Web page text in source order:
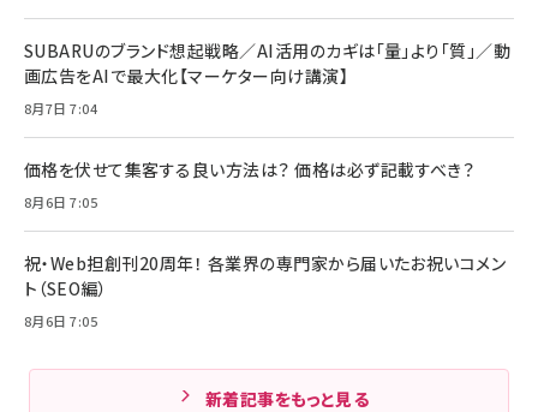
SUBARUのブランド想起戦略／AI活用のカギは「量」より「質」／動
画広告をAIで最大化【マーケター向け講演】
8月7日 7:04
価格を伏せて集客する良い方法は？ 価格は必ず記載すべき？
8月6日 7:05
祝・Web担創刊20周年！ 各業界の専門家から届いたお祝いコメン
ト（SEO編）
8月6日 7:05
新着記事をもっと見る